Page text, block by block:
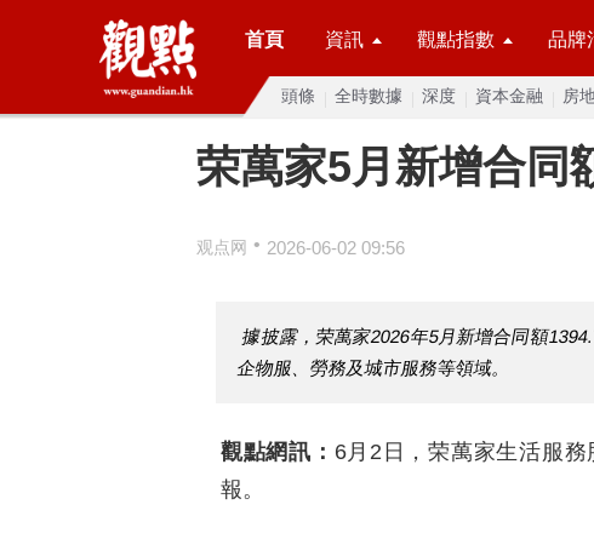
首頁 資訊 觀點指數 品牌
頭條 全時數據 深度 資本金融 房
荣萬家5月新增合同
观点网 • 2026-06-02 09:56
據披露，荣萬家2026年5月新增合同額
企物服、勞務及城市服務等領域。
觀點網訊： 6月2日，荣萬家生活服
報。